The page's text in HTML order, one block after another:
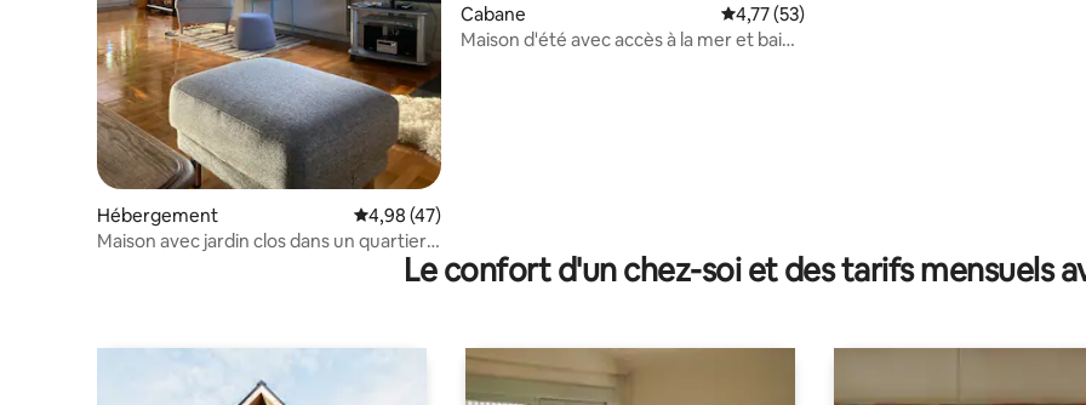
Hébergement Évaluation moyenne sur la base de 47 commentaires : 4,98 sur 5
4,98 (47)
Maison avec jardin clos dans un quartier
Cabane Évaluation moyenne sur la base de 53
4,77 (53)
Maison d'été avec accès à la mer et bain
Le confort d'un chez-soi et des tarifs mensuels